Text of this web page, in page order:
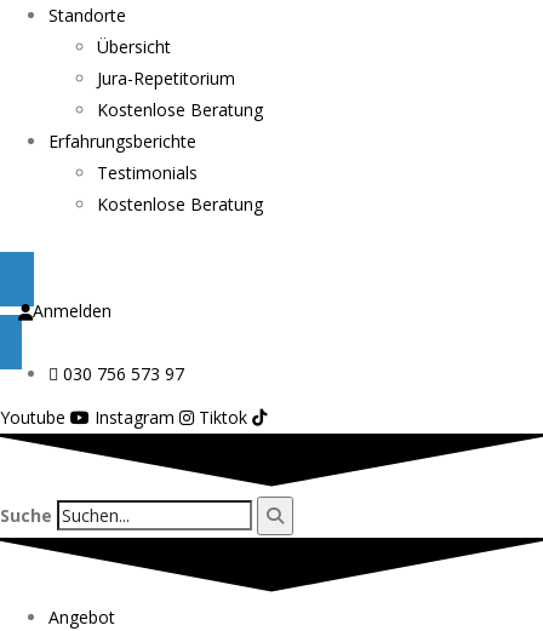
Standorte
Übersicht
Jura-Repetitorium
Kostenlose Beratung
Erfahrungsberichte
Testimonials
Kostenlose Beratung
Anmelden
030 756 573 97
Youtube
Instagram Tiktok
Suche
Angebot